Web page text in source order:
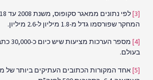
[3]
המחקר שפורסמו גדל מ-1.8 מיליון ל-2.6 מיליון.
[4]
מספר
בעולם.
[5]
אחד המקורות הכתובים העתיקים ביותר של